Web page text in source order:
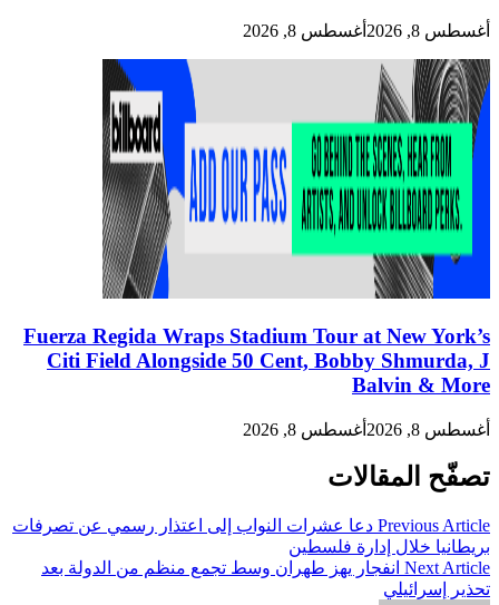
أغسطس 8, 2026 أغسطس 8, 2026
Fuerza Regida Wraps Stadium Tour at New York’s
Citi Field Alongside 50 Cent, Bobby Shmurda, J
Balvin & More
أغسطس 8, 2026 أغسطس 8, 2026
تصفّح المقالات
Previous Article دعا عشرات النواب إلى اعتذار رسمي عن تصرفات
بريطانيا خلال إدارة فلسطين
Next Article انفجار يهز طهران وسط تجمع منظم من الدولة بعد
تحذير إسرائيلي